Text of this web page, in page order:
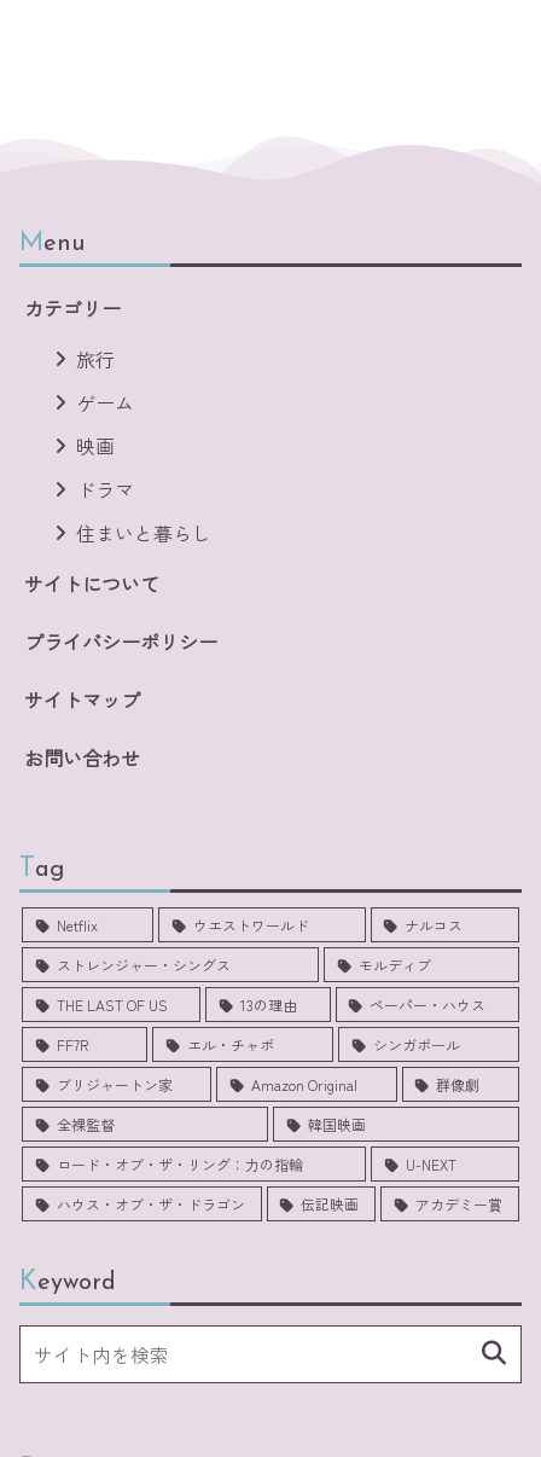
Menu
カテゴリー
旅行
ゲーム
映画
ドラマ
住まいと暮らし
サイトについて
プライバシーポリシー
サイトマップ
お問い合わせ
Tag
Netflix ウエストワールド
ナルコス
ストレンジャー・シングス
モルディブ
THE LAST OF US
13の理由
ペーパー・ハウス
FF7R
エル・チャポ
シンガポール
ブリジャートン家
Amazon Original
群像劇
全裸監督
韓国映画
ロード・オブ・ザ・リング：力の指輪
U-NEXT
ハウス・オブ・ザ・ドラゴン
伝記映画 アカデミー賞
Keyword